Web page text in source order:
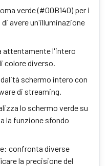
verde (#00B140) per i
avere un'illuminazione
attentamente l'intero
colore diverso.
schermo intero con
di streaming.
lo schermo verde su
la funzione sfondo
confronta diverse
la precisione del